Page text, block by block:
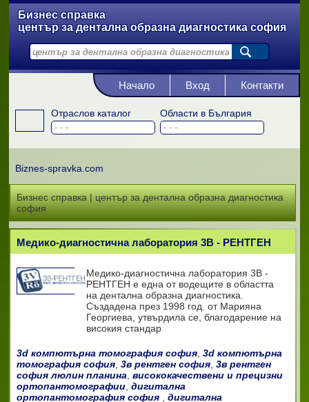
Бизнес справка
център за дентална образна диагностика софия
Отраслов каталог Области в България
Начало Вход Контакти
Biznes-spravka.com
Бизнес справка | център за дентална образна диагностика
софия
Медико-диагностична лаборатория 3В - РЕНТГЕН
Медико-диагностична лаборатория 3В -
РЕНТГЕН е една от водещите в областта
на дентална образна диагностика.
Създадена през 1998 год. от Марияна
Георгиева, утвърдила се, благодарение на
високия стандар
3d компютърна томография софия, 3d компютърна
томография софия, 3в рентген софия, 3в рентген
софия люлин планина висококачествени и прецизни
ортопантомографии, дигитална
ортопантомография софия
дигитална